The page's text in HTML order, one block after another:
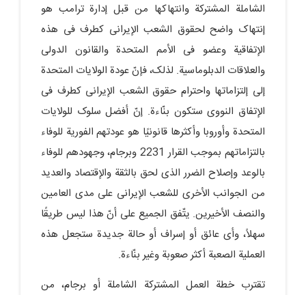
الشاملة المشترکة وانتهاکها من قبل إدارة ترامب هو
إنتهاک واضح لحقوق الشعب الإیرانی کطرف فی هذه
الإتفاقیة وعضو فی الأمم المتحدة والقانون الدولی
والعلاقات الدبلوماسیة. لذلک، فإنّ عودة الولایات المتحدة
إلى إلتزاماتها واحترام حقوق الشعب الإیرانی کطرف فی
الإتفاق النووی ستکون بنّاءة. إنّ أفضل سلوک للولایات
المتحدة وأوروبا وأکثرها قانونیًا هو عودتهم الفوریة للوفاء
بالتزاماتهم بموجب القرار 2231 وبرجام، وجهودهم للوفاء
بالوعد وإصلاح الضرر الذی لحق بالثقة والإقتصاد والعدید
من الجوانب الأخرى للشعب الإیرانی على مدى العامین
والنصف الأخیرین. یتّفق الجمیع على أنّ هذا لیس طریقًا
سهلاً، وأی عائق أو إسراف أو حالة جدیدة ستجعل هذه
العملیة الصعبة أکثر صعوبة وغیر بنّاءة.
تقترب خطة العمل المشترکة الشاملة أو برجام، من